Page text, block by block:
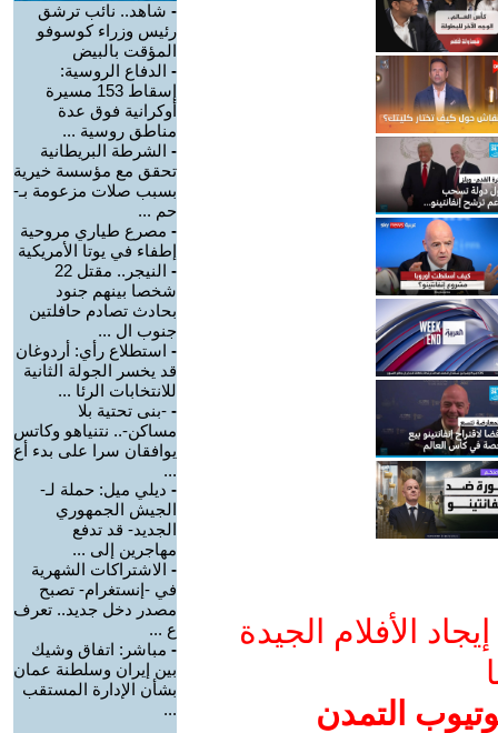
الأفلام الجيدة
التمدن
- شاهد.. نائب ترشق
رئيس وزراء كوسوفو
المؤقت بالبيض
- الدفاع الروسية:
إسقاط 153 مسيرة
أوكرانية فوق عدة
مناطق روسية ...
- الشرطة البريطانية
تحقق مع مؤسسة خيرية
بسبب صلات مزعومة بـ-
حم ...
- مصرع طياري مروحية
إطفاء في يوتا الأمريكية
-
النيجر.. مقتل 22
شخصا بينهم جنود
بحادث تصادم حافلتين
جنوب ال ...
- استطلاع رأي: أردوغان
قد يخسر الجولة الثانية
للانتخابات الرئا ...
- -بنى تحتية بلا
مساكن-.. نتنياهو وكاتس
يوافقان سرا على بدء أع
...
- ديلي ميل: حملة لـ-
الجيش الجمهوري
الجديد- قد تدفع
مهاجرين إلى ...
- الاشتراكات الشهرية
في -إنستغرام- تصبح
مصدر دخل جديد.. تعرف
ع ...
- مباشر: اتفاق وشيك
بين إيران وسلطنة عمان
بشأن الإدارة المستقب
...